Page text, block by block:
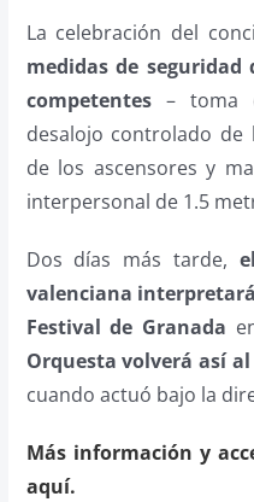
La celebración del
medidas de
competentes– toma
desalojo controlado de
de los ascensores y
interpersonal de 1.5
Dos días más tarde,
valenciana
Festival de Granada
Orquesta volverá así
cuando actuó bajo la
Más información y
aquí.